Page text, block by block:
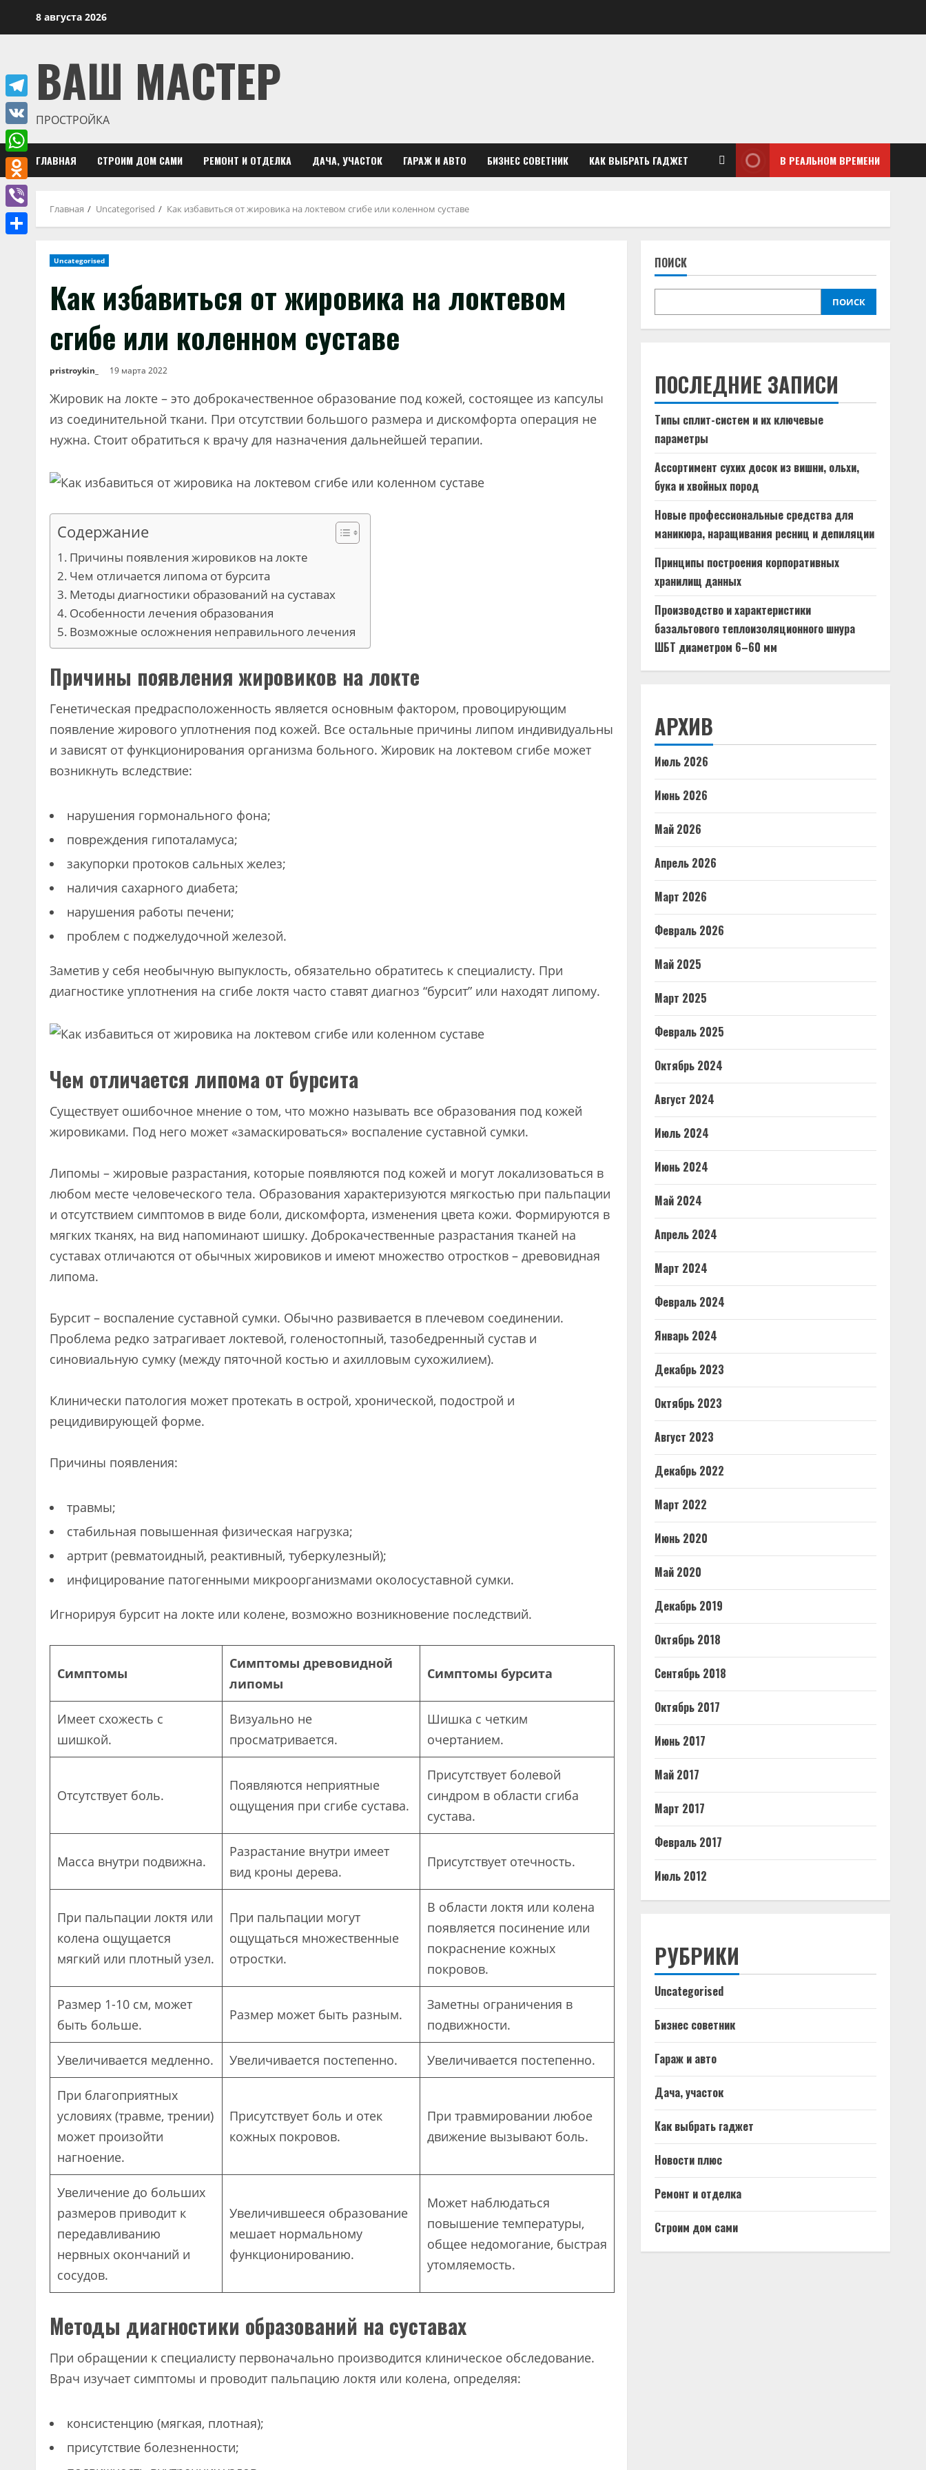
8 августа 2026
ВАШ МАСТЕР
ПРОСТРОЙКА
ГЛАВНАЯ СТРОИМ ДОМ САМИ РЕМОНТ И ОТДЕЛКА ДАЧА, УЧАСТОК ГАРАЖ И АВТО БИЗНЕС СОВЕТНИК КАК ВЫБРАТЬ ГАДЖЕТ В РЕАЛЬНОМ ВРЕМЕНИ
Главная Uncategorised Как избавиться от жировика на локтевом сгибе или коленном суставе
Uncategorised
Как избавиться от жировика на локтевом
сгибе или коленном суставе
pristroykin_ 19 марта 2022
Жировик на локте – это доброкачественное образование под кожей, состоящее из капсулы
из соединительной ткани. При отсутствии большого размера и дискомфорта операция не
нужна. Стоит обратиться к врачу для назначения дальнейшей терапии.
Содержание
Причины появления жировиков на локте
Чем отличается липома от бурсита
Методы диагностики образований на суставах
Особенности лечения образования
Возможные осложнения неправильного лечения
Причины появления жировиков на локте
Генетическая предрасположенность является основным фактором, провоцирующим
появление жирового уплотнения под кожей. Все остальные причины липом индивидуальны
и зависят от функционирования организма больного. Жировик на локтевом сгибе может
возникнуть вследствие:
нарушения гормонального фона;
повреждения гипоталамуса;
закупорки протоков сальных желез;
наличия сахарного диабета;
нарушения работы печени;
проблем с поджелудочной железой.
Заметив у себя необычную выпуклость, обязательно обратитесь к специалисту. При
диагностике уплотнения на сгибе локтя часто ставят диагноз “бурсит” или находят липому.
Чем отличается липома от бурсита
Существует ошибочное мнение о том, что можно называть все образования под кожей
жировиками. Под него может «замаскироваться» воспаление суставной сумки.
Липомы – жировые разрастания, которые появляются под кожей и могут локализоваться в
любом месте человеческого тела. Образования характеризуются мягкостью при пальпации
и отсутствием симптомов в виде боли, дискомфорта, изменения цвета кожи. Формируются в
мягких тканях, на вид напоминают шишку. Доброкачественные разрастания тканей на
суставах отличаются от обычных жировиков и имеют множество отростков – древовидная
липома.
Бурсит – воспаление суставной сумки. Обычно развивается в плечевом соединении.
Проблема редко затрагивает локтевой, голеностопный, тазобедренный сустав и
синовиальную сумку (между пяточной костью и ахилловым сухожилием).
Клинически патология может протекать в острой, хронической, подострой и
рецидивирующей форме.
Причины появления:
травмы;
стабильная повышенная физическая нагрузка;
артрит (ревматоидный, реактивный, туберкулезный);
инфицирование патогенными микроорганизмами околосуставной сумки.
Игнорируя бурсит на локте или колене, возможно возникновение последствий.
Симптомы
Симптомы древовидной
липомы
Симптомы бурсита
Имеет схожесть с
шишкой.
Визуально не
просматривается.
Шишка с четким
очертанием.
Отсутствует боль.
Появляются неприятные
ощущения при сгибе сустава.
Присутствует болевой
синдром в области сгиба
сустава.
Масса внутри подвижна.
Разрастание внутри имеет
вид кроны дерева.
Присутствует отечность.
При пальпации локтя или
колена ощущается
мягкий или плотный узел.
При пальпации могут
ощущаться множественные
отростки.
В области локтя или колена
появляется посинение или
покраснение кожных
покровов.
Размер 1-10 см, может
быть больше.
Размер может быть разным.
Заметны ограничения в
подвижности.
Увеличивается медленно. Увеличивается постепенно. Увеличивается постепенно.
При благоприятных
условиях (травме, трении)
может произойти
нагноение.
Присутствует боль и отек
кожных покровов.
При травмировании любое
движение вызывают боль.
Увеличение до больших
размеров приводит к
передавливанию
нервных окончаний и
сосудов.
Увеличившееся образование
мешает нормальному
функционированию.
Может наблюдаться
повышение температуры,
общее недомогание, быстрая
утомляемость.
Методы диагностики образований на суставах
При обращении к специалисту первоначально производится клиническое обследование.
Врач изучает симптомы и проводит пальпацию локтя или колена, определяя:
консистенцию (мягкая, плотная);
присутствие болезненности;
ПОИСК
ПОИСК
ПОСЛЕДНИЕ ЗАПИСИ
Типы сплит-систем и их ключевые
параметры
Ассортимент сухих досок из вишни, ольхи,
бука и хвойных пород
Новые профессиональные средства для
маникюра, наращивания ресниц и депиляции
Принципы построения корпоративных
хранилищ данных
Производство и характеристики
базальтового теплоизоляционного шнура
ШБТ диаметром 6–60 мм
АРХИВ
Июль 2026
Июнь 2026
Май 2026
Апрель 2026
Март 2026
Февраль 2026
Май 2025
Март 2025
Февраль 2025
Октябрь 2024
Август 2024
Июль 2024
Июнь 2024
Май 2024
Апрель 2024
Март 2024
Февраль 2024
Январь 2024
Декабрь 2023
Октябрь 2023
Август 2023
Декабрь 2022
Март 2022
Июнь 2020
Май 2020
Декабрь 2019
Октябрь 2018
Сентябрь 2018
Октябрь 2017
Июнь 2017
Май 2017
Март 2017
Февраль 2017
Июль 2012
РУБРИКИ
Uncategorised
Бизнес советник
Гараж и авто
Дача, участок
Как выбрать гаджет
Новости плюс
Ремонт и отделка
Строим дом сами
Telegram
VK
WhatsApp
Odnoklassniki
Viber